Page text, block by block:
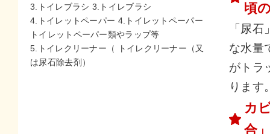
3.トイレブラシ 3.トイレブラシ
4.トイレットペーパー 4.トイレットペーパー
トイレットペーパー類やラップ等
5.トイレクリーナー（ トイレクリーナー（又
は尿石除去剤）
頃
「尿
な水量
がトラ
ります
カ
合